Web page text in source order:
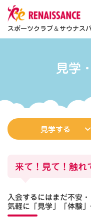
スポーツクラブ＆サウナス
見学
見学する
来て！見て！触れ
入会するにはまだ不安
気軽に「見学」「体験」